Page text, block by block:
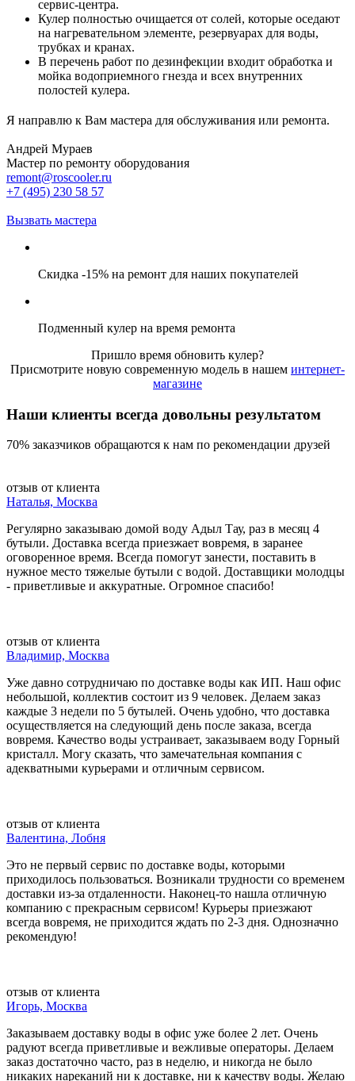
сервис-центра.
Кулер полностью очищается от солей, которые оседают
на нагревательном элементе, резервуарах для воды,
трубках и кранах.
В перечень работ по дезинфекции входит обработка и
мойка водоприемного гнезда и всех внутренних
полостей кулера.
Я направлю к Вам мастера для обслуживания или ремонта.
Андрей Мураев
Мастер по ремонту оборудования
remont@roscooler.ru
+7 (495) 230 58 57
Вызвать мастера
Скидка -15% на ремонт для наших покупателей
Подменный кулер на время ремонта
Пришло время обновить кулер?
Присмотрите новую современную модель в нашем интернет-
магазине
Наши клиенты всегда довольны результатом
70% заказчиков обращаются к нам по рекомендации друзей
отзыв от клиента
Наталья, Москва
Регулярно заказываю домой воду Адыл Тау, раз в месяц 4
бутыли. Доставка всегда приезжает вовремя, в заранее
оговоренное время. Всегда помогут занести, поставить в
нужное место тяжелые бутыли с водой. Доставщики молодцы
- приветливые и аккуратные. Огромное спасибо!
отзыв от клиента
Владимир, Москва
Уже давно сотрудничаю по доставке воды как ИП. Наш офис
небольшой, коллектив состоит из 9 человек. Делаем заказ
каждые 3 недели по 5 бутылей. Очень удобно, что доставка
осуществляется на следующий день после заказа, всегда
вовремя. Качество воды устраивает, заказываем воду Горный
кристалл. Могу сказать, что замечательная компания с
адекватными курьерами и отличным сервисом.
отзыв от клиента
Валентина, Лобня
Это не первый сервис по доставке воды, которыми
приходилось пользоваться. Возникали трудности со временем
доставки из-за отдаленности. Наконец-то нашла отличную
компанию с прекрасным сервисом! Курьеры приезжают
всегда вовремя, не приходится ждать по 2-3 дня. Однозначно
рекомендую!
отзыв от клиента
Игорь, Москва
Заказываем доставку воды в офис уже более 2 лет. Очень
радуют всегда приветливые и вежливые операторы. Делаем
заказ достаточно часто, раз в неделю, и никогда не было
никаких нареканий ни к доставке, ни к качеству воды. Желаю